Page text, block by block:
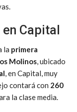
Capital
la primera
Molinos, ubicado
, en Capital, muy
contará con 260
la clase media.